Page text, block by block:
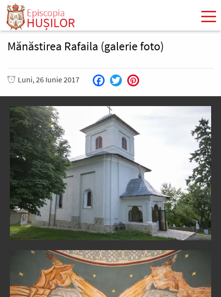
Mergi
conţinutul
principal
Mănăstirea Rafaila (galerie foto)
Luni, 26 Iunie 2017 Facebook
Twitter